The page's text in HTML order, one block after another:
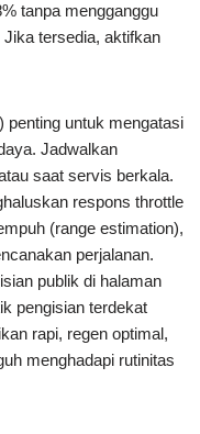
tanpa mengganggu
tersedia, aktifkan
penting untuk mengatasi
Jadwalkan
saat servis berkala.
respons throttle
(range estimation),
perjalanan.
publik di halaman
pengisian terdekat
rapi, regen optimal,
menghadapi rutinitas